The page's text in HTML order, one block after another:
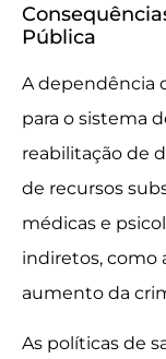
Pública
A dependência
para o sistema
reabilitação de
de recursos
médicas e
indiretos, como
aumento da
As políticas de